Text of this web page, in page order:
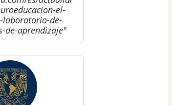
el-
laboratorio-de-
de-aprendizaje"